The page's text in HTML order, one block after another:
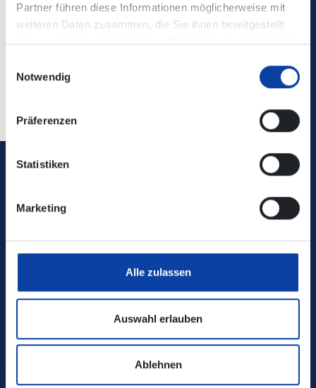
Partner führen diese Informationen möglicherweise mit
weiteren Daten zusammen, die Sie ihnen bereitgestellt
haben oder die sie im Rahmen Ihrer Nutzung der Dienste
Notwendig
Präferenzen
Statistiken
Marketing
Alle zulassen
Auswahl erlauben
Ablehnen
Kontaktdaten: Verkehrsmeldungen & Baumaßnahmen -
Martin Becker Bus (mb-bus.de)
Ihr Kontakt zu uns